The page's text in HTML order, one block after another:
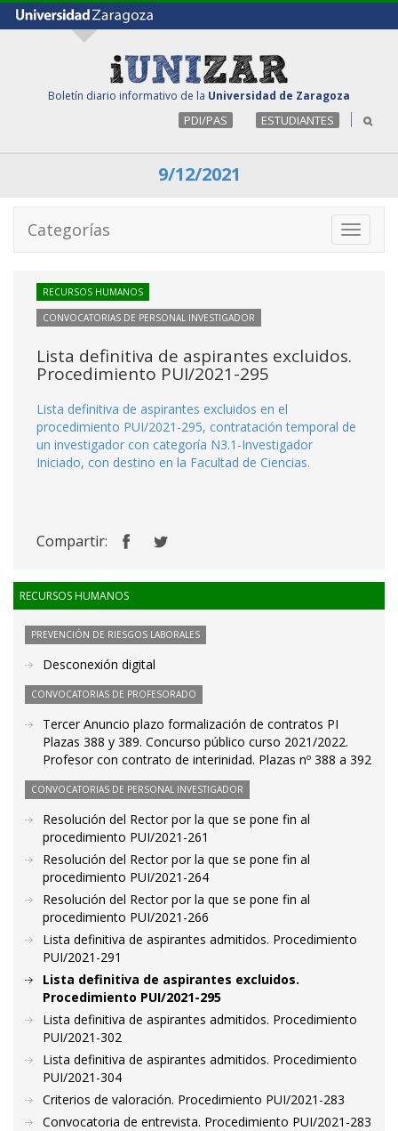
Boletín diario informativo de la Universidad de Zaragoza
PDI/PAS ESTUDIANTES
9/12/2021
Toggle
Categorías
RECURSOS HUMANOS
CONVOCATORIAS DE PERSONAL INVESTIGADOR
Lista definitiva de aspirantes excluidos.
Procedimiento PUI/2021-295
Lista definitiva de aspirantes excluidos en el
procedimiento PUI/2021-295, contratación temporal de
un investigador con categoría N3.1-Investigador
Iniciado, con destino en la Facultad de Ciencias.
Compartir:
RECURSOS HUMANOS
PREVENCIÓN DE RIESGOS LABORALES
Desconexión digital
CONVOCATORIAS DE PROFESORADO
Tercer Anuncio plazo formalización de contratos PI
Plazas 388 y 389. Concurso público curso 2021/2022.
Profesor con contrato de interinidad. Plazas nº 388 a 392
CONVOCATORIAS DE PERSONAL INVESTIGADOR
Resolución del Rector por la que se pone fin al
procedimiento PUI/2021-261
Resolución del Rector por la que se pone fin al
procedimiento PUI/2021-264
Resolución del Rector por la que se pone fin al
procedimiento PUI/2021-266
Lista definitiva de aspirantes admitidos. Procedimiento
PUI/2021-291
Lista definitiva de aspirantes excluidos.
Procedimiento PUI/2021-295
Lista definitiva de aspirantes admitidos. Procedimiento
PUI/2021-302
Lista definitiva de aspirantes admitidos. Procedimiento
PUI/2021-304
Criterios de valoración. Procedimiento PUI/2021-283
Convocatoria de entrevista. Procedimiento PUI/2021-283